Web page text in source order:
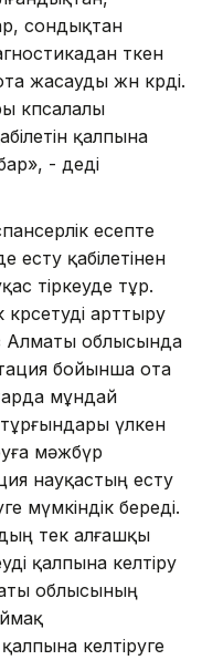
сондықтан
өткен
жасауды жөн көрді.
көпсалалы
қалпына
- деді
есепте
есту қабілетінен
тіркеуде тұр.
арттыру
Алматы облысында
бойынша ота
мұндай
үлкен
мәжбүр
науқастың есту
мүмкіндік береді.
тек алғашқы
қалпына келтіру
облысының
келтіруге